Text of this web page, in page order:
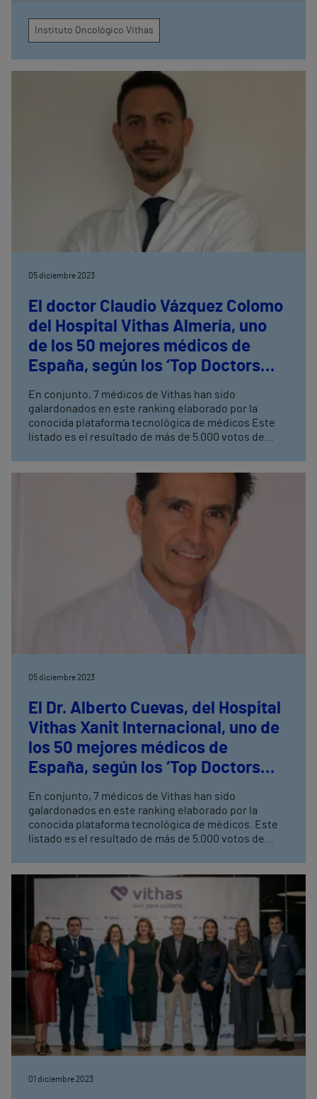
Instituto Oncológico Vithas
05 diciembre 2023
El doctor Claudio Vázquez Colomo
del Hospital Vithas Almería, uno
de los 50 mejores médicos de
España, según los ‘Top Doctors
Awards’
En conjunto, 7 médicos de Vithas han sido
galardonados en este ranking elaborado por la
conocida plataforma tecnológica de médicos Este
listado es el resultado de más de 5.000 votos de
05 diciembre 2023
El Dr. Alberto Cuevas, del Hospital
Vithas Xanit Internacional, uno de
los 50 mejores médicos de
España, según los ‘Top Doctors
Awards’
En conjunto, 7 médicos de Vithas han sido
galardonados en este ranking elaborado por la
conocida plataforma tecnológica de médicos. Este
listado es el resultado de más de 5.000 votos de
divulgación y formación
01 diciembre 2023